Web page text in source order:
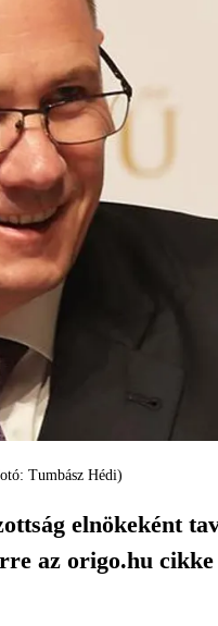
Tumbász Hédi)
elnökeként
az origo.hu